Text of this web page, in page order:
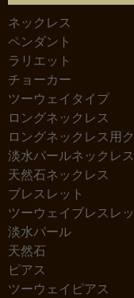
ネックレス
ペンダント
ラリエット
チョーカー
ツーウェイタイプ
ロングネックレス
ロングネックレス用
淡水パールネックレス
天然石ネックレス
ブレスレット
ツーウェイブレスレ
淡水パール
天然石
ピアス
ツーウェイピアス